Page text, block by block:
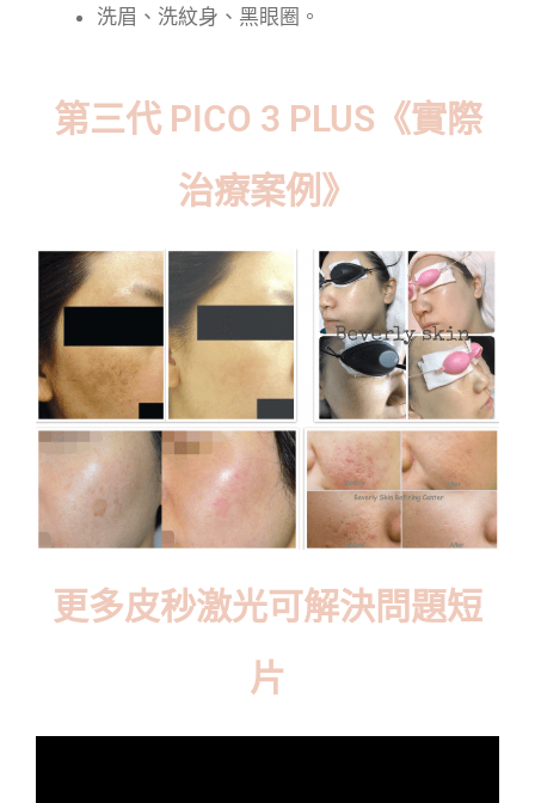
洗眉、洗紋身、黑眼圈。
第三代 PICO 3 PLUS《實際
治療案例》
更多皮秒激光可解決問題短
片